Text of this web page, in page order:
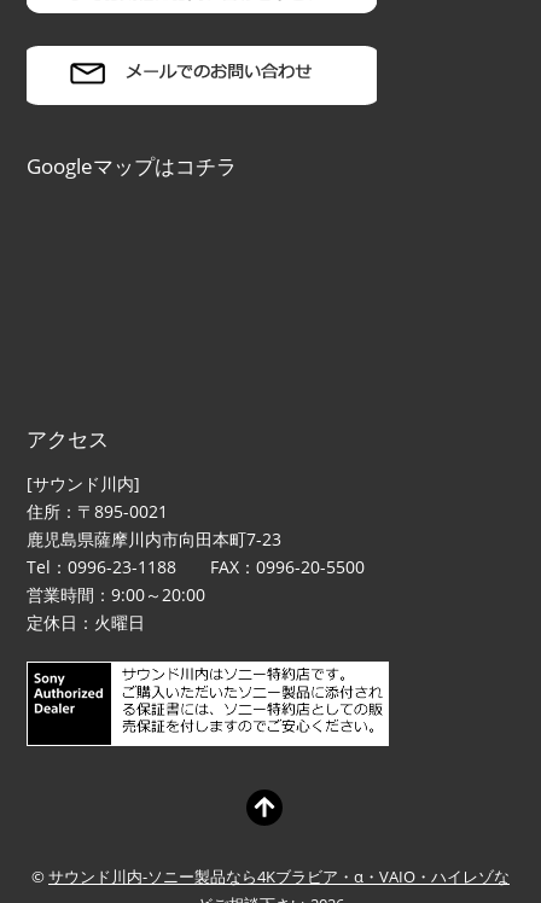
Googleマップはコチラ
アクセス
[サウンド川内]
住所：〒895-0021
鹿児島県薩摩川内市向田本町7-23
Tel：0996-23-1188 FAX：0996-20-5500
営業時間：9:00～20:00
定休日：火曜日
©サウンド川内-ソニー製品なら4Kブラビア・α・VAIO・ハイレゾな